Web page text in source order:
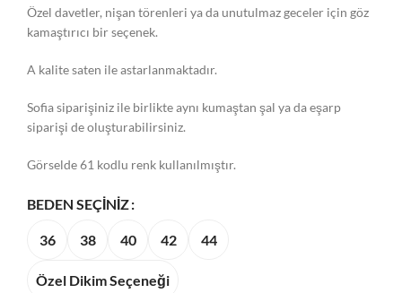
Özel davetler, nişan törenleri ya da unutulmaz geceler için göz
kamaştırıcı bir seçenek.
A kalite saten ile astarlanmaktadır.
Sofia siparişiniz ile birlikte aynı kumaştan şal ya da eşarp
siparişi de oluşturabilirsiniz.
Görselde 61 kodlu renk kullanılmıştır.
BEDEN SEÇINIZ
36 38 40 42 44
Özel Dikim Seçeneği